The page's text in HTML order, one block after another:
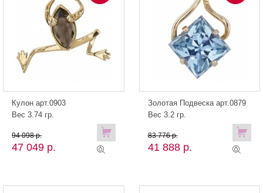
Кулон арт.0903
Вес 3.74 гр.
47 049 р.
94 098 р.
Золотая Подвеска арт.0879
Вес 3.2 гр.
41 888 р.
83 776 р.